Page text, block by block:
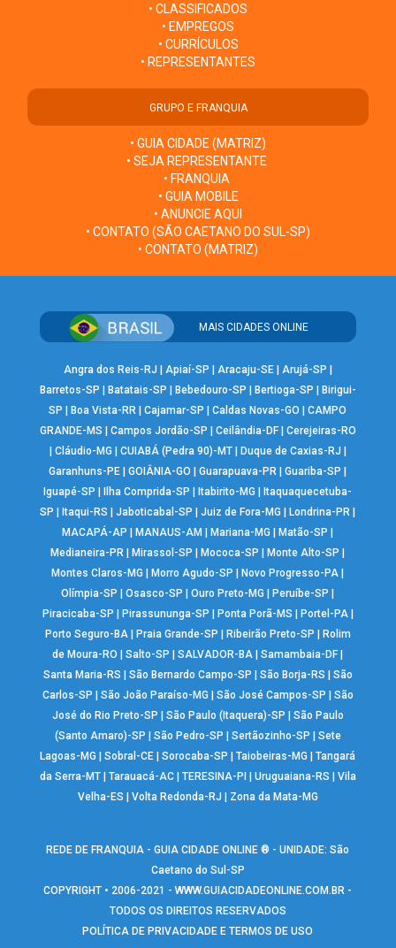
• CLASSIFICADOS
• EMPREGOS
• CURRÍCULOS
• REPRESENTANTES
GRUPO E FRANQUIA
• GUIA CIDADE (MATRIZ)
• SEJA REPRESENTANTE
• FRANQUIA
• GUIA MOBILE
• ANUNCIE AQUI
• CONTATO (SÃO CAETANO DO SUL-SP)
• CONTATO (MATRIZ)
MAIS CIDADES ONLINE
Angra dos Reis-RJ Apiaí-SP Aracaju-SE| Arujá-SP
Barretos-SP
Batatais-SP Bebedouro-SP Bertioga-SP
Birigui-
SP
Boa Vista-RR |Cajamar-SP |Caldas Novas-GO |CAMPO
GRANDE-MS
Campos Jordão-SP Ceilândia-DF| Cerejeiras-RO
Cláudio-MG CUIABÁ (Pedra 90)-MT| Duque de Caxias-RJ
Garanhuns-PE |GOIÂNIA-GO |Guarapuava-PR |Guariba-SP
Iguapé-SP
Ilha Comprida-SP Itabirito-MG
Itaquaquecetuba-
SP
Itaqui-RS |Jaboticabal-SP |Juiz de Fora-MG Londrina-PR
MACAPÁ-AP
MANAUS-AM Mariana-MG Matão-SP
Medianeira-PR
Mirassol-SP Mococa-SP Monte Alto-SP
Montes Claros-MG
Morro Agudo-SP Novo Progresso-PA
Olímpia-SP
|Osasco-SP |Ouro Preto-MG Peruíbe-SP
Piracicaba-SP
Pirassununga-SP Ponta Porã-MS Portel-PA|
Porto Seguro-BA| Praia Grande-SP Ribeirão Preto-SP
Rolim
de Moura-RO
|Salto-SP |SALVADOR-BA |Samambaia-DF
Santa Maria-RS
São Bernardo Campo-SP São Borja-RS
São
Carlos-SP
São João Paraíso-MG São José Campos-SP
São
José do Rio Preto-SP
São Paulo (Itaquera)-SP
São Paulo
(Santo Amaro)-SP
São Pedro-SP Sertãozinho-SP
Sete
Lagoas-MG
|Sobral-CE |Sorocaba-SP |Taiobeiras-MG |Tangará
da Serra-MT| Tarauacá-AC| TERESINA-PI Uruguaiana-RS
Vila
Velha-ES
Volta Redonda-RJ Zona da Mata-MG
REDE DE FRANQUIA - GUIA CIDADE ONLINE ® - UNIDADE: São
Caetano do Sul-SP
COPYRIGHT • 2006-2021 -WWW.GUIACIDADEONLINE.COM.BR -
TODOS OS DIREITOS RESERVADOS
POLÍTICA DE PRIVACIDADE E TERMOS DE USO